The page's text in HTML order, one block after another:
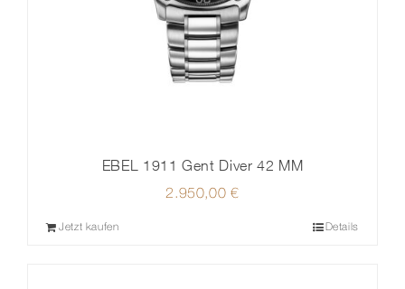
EBEL 1911 Gent Diver 42 MM
2.950,00€
Jetzt kaufen Details